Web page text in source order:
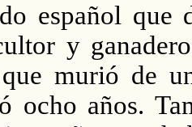
español que
y
murió de
ocho años.